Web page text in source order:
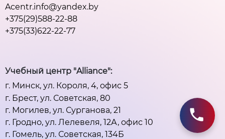
Acentr.info@yandex.by
+375(29)588-22-88
+375(33)622-22-77
Учебный центр "Alliance":
г. Минск, ул. Короля, 4, офис 5
г. Брест, ул. Советская, 80
г. Могилев, ул. Сурганова, 21
г. Гродно, ул. Лелевеля, 12А, офис 10
г. Гомель, ул. Советская, 134Б